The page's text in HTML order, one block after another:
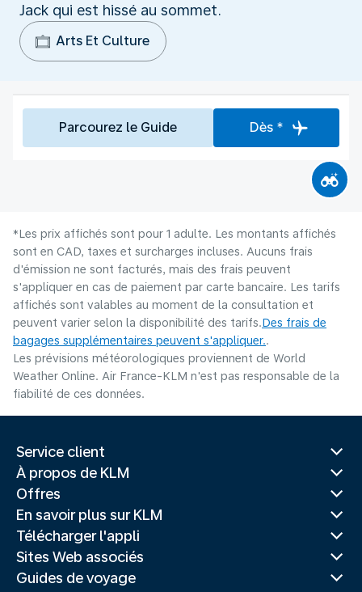
Jack qui est hissé au sommet.
Arts Et Culture
Parcourez le Guide Dès *
*Les prix affichés sont pour 1 adulte. Les montants affichés
sont en CAD, taxes et surcharges incluses. Aucuns frais
d'émission ne sont facturés, mais des frais peuvent
s'appliquer en cas de paiement par carte bancaire. Les tarifs
affichés sont valables au moment de la consultation et
peuvent varier selon la disponibilité des tarifs.Des frais de
bagages supplémentaires peuvent s'appliquer..
Les prévisions météorologiques proviennent de World
Weather Online. Air France-KLM n'est pas responsable de la
fiabilité de ces données.
Service client
À propos de KLM
Offres
En savoir plus sur KLM
Télécharger l'appli
Sites Web associés
Guides de voyage